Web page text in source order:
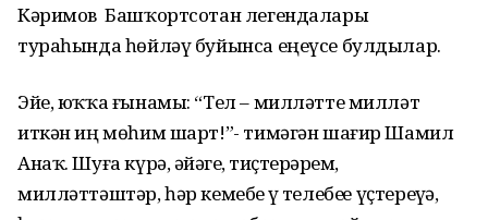
Кәримов Башҡортсотан легендалары
тураһында һөйләү буйынса еңеүсе булдылар.
Эйе, юҡҡа ғынамы: “Тел – милләтте милләт
иткән иң мөһим шарт!”- тимәгән шағир Шамил
Анаҡ. Шуға күрә, әйҙәгеҙ, тиҫтерҙәрем,
милләттәштәр, һәр кемебеҙ үҙ телебеҙҙе үҫтереүҙә,